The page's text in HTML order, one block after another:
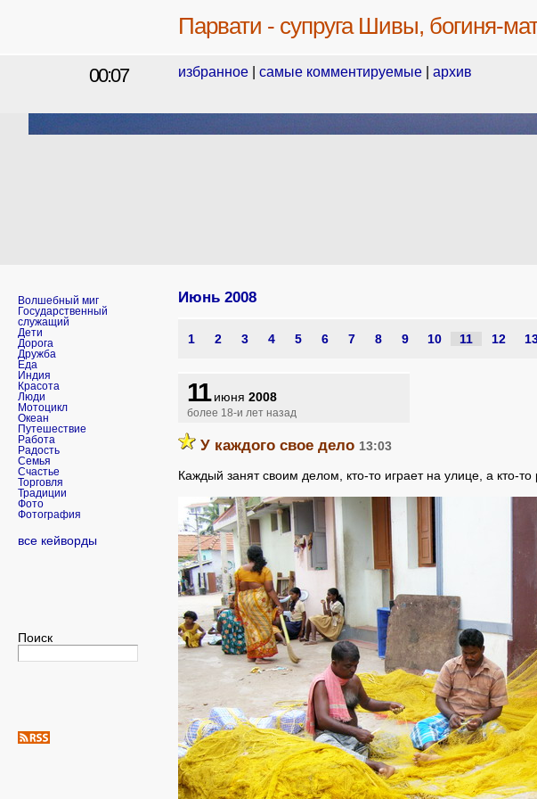
Парвати - супруга Шивы, богиня-
00:07 избранное самые комментируемые архив
Волшебный миг
Государственный
служащий
Дети
Дорога
Дружба
Еда
Индия
Красота
Люди
Мотоцикл
Океан
Путешествие
Работа
Радость
Семья
Счастье
Торговля
Традиции
Фото
Фотография
все кейворды
Поиск
Июнь 2008
1 2 3 4 5 6 7 8 9 10 11 12
11июня 2008
более 18-и лет назад
У каждого свое дело 13:03
Каждый занят своим делом, кто-то играет на улице, а кто-то